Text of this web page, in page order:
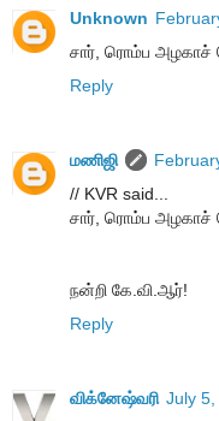
Unknown
சார், ரொம்ப அழகாச்
Reply
மணிஜி
// KVR said...
சார், ரொம்ப அழகாச்
நன்றி கே.வி.ஆர்!
Reply
விக்னேஷ்வரி July 5,